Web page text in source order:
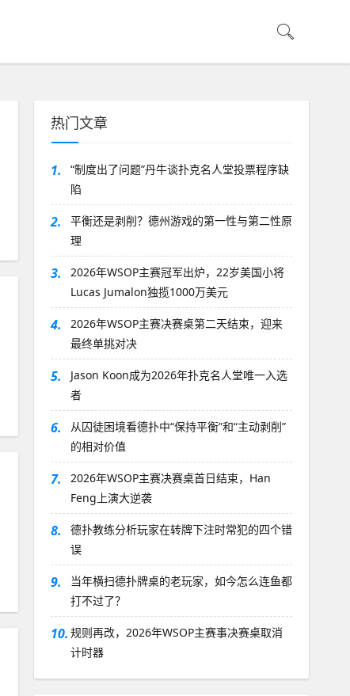
热门文章
1.
“制度出了问题”丹牛谈扑克名人堂投票程序缺
陷
2.
平衡还是剥削？德州游戏的第一性与第二性原
理
3.
2026年WSOP主赛冠军出炉，22岁美国小将
Lucas Jumalon独揽1000万美元
4.
2026年WSOP主赛决赛桌第二天结束，迎来
最终单挑对决
5.
Jason Koon成为2026年扑克名人堂唯一入选
者
6.
从囚徒困境看德扑中“保持平衡”和“主动剥削”
的相对价值
7.
2026年WSOP主赛决赛桌首日结束，Han
Feng上演大逆袭
8.
德扑教练分析玩家在转牌下注时常犯的四个错
误
9.
当年横扫德扑牌桌的老玩家，如今怎么连鱼都
打不过了？
10. 规则再改，2026年WSOP主赛事决赛桌取消
计时器